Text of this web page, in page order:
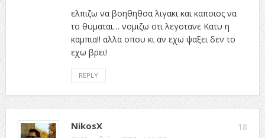
ελπιζω να βοηθηθσα λιγακι και καποιος να
το θυμαται… νομιζω οτι λεγοτανε Κατυ η
καμπια!! αλλα οπου κι αν εχω ψαξει δεν το
εχω βρει!
REPLY
18
NikosX